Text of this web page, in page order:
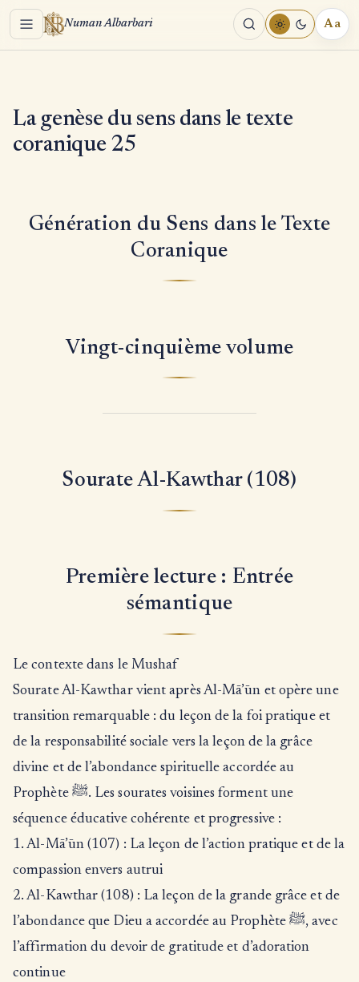
Menu Numan Albarbari Aa
La genèse du sens dans le texte
coranique 25
Génération du Sens dans le Texte
Coranique
Vingt-cinquième volume
Sourate Al-Kawthar (108)
Première lecture : Entrée
sémantique
Le contexte dans le Mushaf
Sourate Al-Kawthar vient après Al-Mā’ūn et opère une
transition remarquable : du leçon de la foi pratique et
de la responsabilité sociale vers la leçon de la grâce
divine et de l’abondance spirituelle accordée au
Prophète ﷺ. Les sourates voisines forment une
séquence éducative cohérente et progressive :
1. Al-Mā’ūn (107) : La leçon de l’action pratique et de la
compassion envers autrui
2. Al-Kawthar (108) : La leçon de la grande grâce et de
l’abondance que Dieu a accordée au Prophète ﷺ, avec
l’affirmation du devoir de gratitude et d’adoration
continue